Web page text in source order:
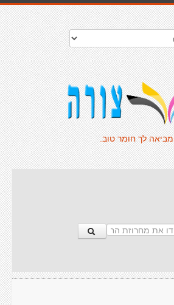
מביאה לך חומר טוב.